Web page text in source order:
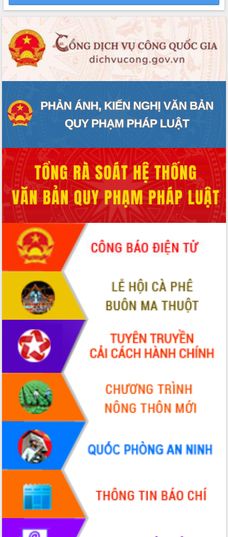
Thường trực HĐND tỉnh Đắk Lắk gặp
Minh
Lễ truy điệu và an táng hài cốt liệt sĩ
tại Nghĩa trang Liệt sĩ xã Sơn Hòa
Bàn giải pháp tháo gỡ khó khăn trong
xuất khẩu sầu riêng và triển khai quy
Thứ trưởng Bộ Nông nghiệp và Môi
trường Nguyễn Hoàng Hiệp khảo sát
vùng trồng và doanh nghiệp đóng gói
Trình diễn nghệ thuật chế biến các
món ăn từ sầu riêng
Đắk Lắk công bố Quy hoạch và xúc
tiến đầu tư tỉnh
Ngành cá ngừ Đắk Lắk chủ động thích
ứng để giữ vững thị trường xuất khẩu
Diễn đàn Kinh tế tư nhân Việt Nam đột
phá cơ chế - Hợp tác công tư
Đề án 06 tạo bước ngoặt đột phá trong
cải cách hành chính tỉnh Đắk Lắk
Kết nối tour, đẩy mạnh chuyển đổi số
để phát triển du lịch Đắk Lắk
Khởi động Dự án Đầu tư xây dựng hạ
tầng kỹ thuật Cụm công nghiệp Tân
Gặp mặt các cơ quan báo chí nhân Kỷ
niệm 101 năm Ngày Báo chí Cách
mạng Việt Nam
Đắk Lắk sơ kết 4 năm triển khai thực
hiện Đề án 06 của Chính phủ
Họp báo thông tin về Hội nghị Công bố
Quy hoạch và Xúc tiến đầu tư tỉnh Đắk
Khơi thông điểm nghẽn, đẩy nhanh
giải ngân vốn khắc phục thiên tai
HĐND tỉnh thông qua điều chỉnh Quy
hoạch tỉnh thời kỳ 2021-2030
Hội thảo góp ý hồ sơ điều chỉnh quy
hoạch tỉnh Đắk Lắk thời kỳ 2021-2030,
tầm nhìn đến năm 2050
Nâng cao hiệu quả hoạt động của các
doanh nghiệp nhà nước
Hội nghị triển khai kết nối mạng
truyền số liệu chuyên dùng phục vụ cơ
quan Đảng, Nhà nước